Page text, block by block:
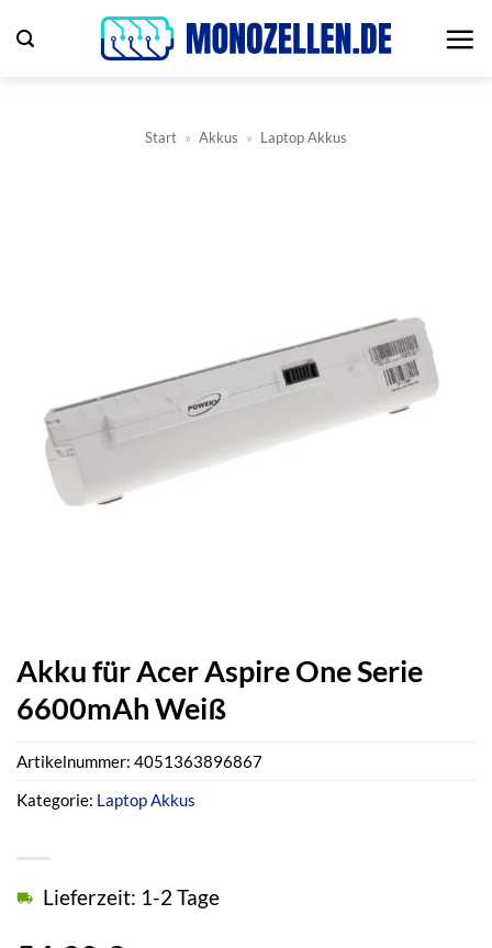
Inhalt
Start » Akkus » Laptop Akkus
Akku für Acer Aspire One Serie
6600mAh Weiß
Lieferzeit: 1-2 Tage
Artikelnummer: 4051363896867
Kategorie: Laptop Akkus